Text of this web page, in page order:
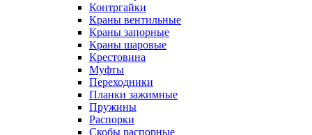
Контргайки
Краны вентильные
Краны запорные
Краны шаровые
Крестовина
Муфты
Переходники
Планки зажимные
Пружины
Распорки
Скобы распорные